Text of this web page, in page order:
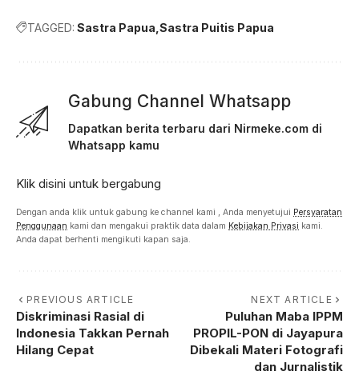
TAGGED: Sastra Papua Sastra Puitis Papua
Gabung Channel Whatsapp
Dapatkan berita terbaru dari Nirmeke.com di
Whatsapp kamu
Klik disini untuk bergabung
Dengan anda klik untuk gabung ke channel kami , Anda menyetujui Persyaratan
Penggunaan kami dan mengakui praktik data dalam Kebijakan Privasi kami.
Anda dapat berhenti mengikuti kapan saja.
PREVIOUS ARTICLE
Diskriminasi Rasial di
Indonesia Takkan Pernah
Hilang Cepat
NEXT ARTICLE
Puluhan Maba IPPM
PROPIL-PON di Jayapura
Dibekali Materi Fotografi
dan Jurnalistik